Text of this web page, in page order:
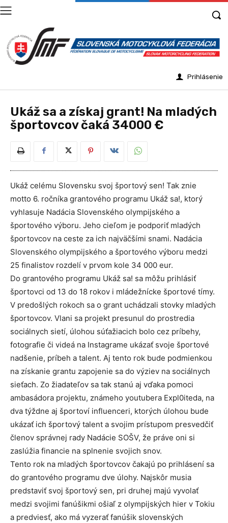
Prihlásenie
Ukáž sa a získaj grant! Na mladých
športovcov čaká 34000 €
Ukáž celému Slovensku svoj športový sen! Tak znie
motto 6. ročníka grantového programu Ukáž sa!, ktorý
vyhlasuje Nadácia Slovenského olympijského a
športového výboru. Jeho cieľom je podporiť mladých
športovcov na ceste za ich najväčšími snami. Nadácia
Slovenského olympijského a športového výboru medzi
25 finalistov rozdelí v prvom kole 34 000 eur.
Do grantového programu Ukáž sa! sa môžu prihlásiť
športovci od 13 do 18 rokov i mládežnícke športové tímy.
V predošlých rokoch sa o grant uchádzali stovky mladých
športovcov. Vlani sa projekt presunul do prostredia
sociálnych sietí, úlohou súťažiacich bolo cez príbehy,
fotografie či videá na Instagrame ukázať svoje športové
nadšenie, príbeh a talent. Aj tento rok bude podmienkou
na získanie grantu zapojenie sa do výziev na sociálnych
sieťach. Zo žiadateľov sa tak stanú aj vďaka pomoci
ambasádora projektu, známeho youtubera Expl0iteda, na
dva týždne aj športoví influenceri, ktorých úlohou bude
ukázať ich športový talent a svojim prístupom presvedčiť
členov správnej rady Nadácie SOŠV, že práve oni si
zaslúžia financie na splnenie svojich snov.
Tento rok na mladých športovcov čakajú po prihlásení sa
do grantového programu dve úlohy. Najskôr musia
predstaviť svoj športový sen, pri druhej majú vyvolať
medzi svojimi fanúšikmi ošiaľ z olympijských hier v Tokiu
a predviesť, ako má vyzerať fanúšik slovenských